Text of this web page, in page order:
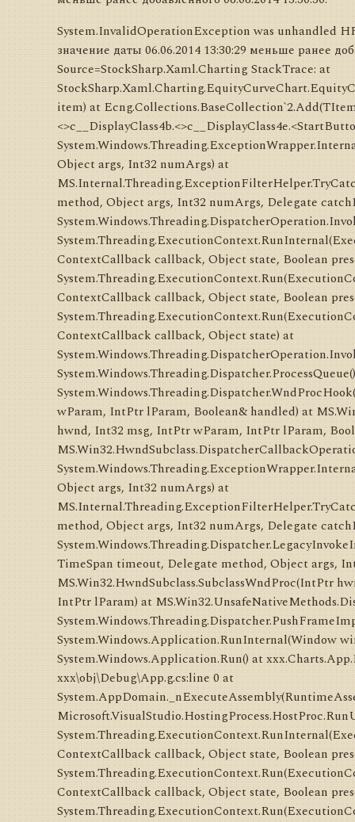
System.InvalidOperationException was unhandled
значение даты 06.06.2014 13:30:29 меньше ранее
Source=StockSharp.Xaml.Charting StackTrace: at
item) at
Object args, Int32 numArgs) at
method, Object args, Int32 numArgs, Delegate
ContextCallback callback, Object state, Boolean
ContextCallback callback, Object state, Boolean
ContextCallback callback, Object state) at
wParam, IntPtr lParam, Boolean& handled) at
hwnd, Int32 msg, IntPtr wParam, IntPtr lParam,
Object args, Int32 numArgs) at
method, Object args, Int32 numArgs, Delegate
TimeSpan timeout, Delegate method, Object args,
MS.Win32.HwndSubclass.SubclassWndProc(IntPtr
IntPtr lParam) at
System.Windows.Application.RunInternal(Window
System.Windows.Application.Run() at
xxx\obj\Debug\App.g.cs:line 0 at
ContextCallback callback, Object state, Boolean
ContextCallback callback, Object state, Boolean